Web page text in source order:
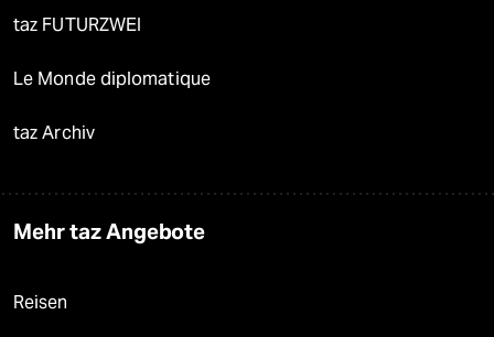
taz FUTURZWEI
Le Monde diplomatique
taz Archiv
Mehr taz Angebote
Reisen